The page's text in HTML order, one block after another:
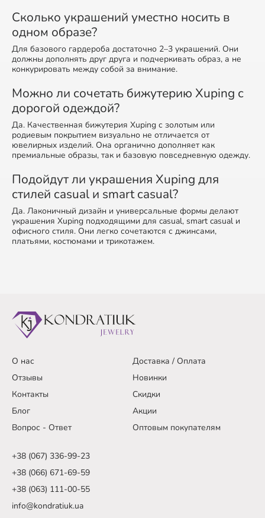
Сколько украшений уместно носить в
одном образе?
Для базового гардероба достаточно 2–3 украшений. Они
должны дополнять друг друга и подчеркивать образ, а не
конкурировать между собой за внимание.
Можно ли сочетать бижутерию Xuping с
дорогой одеждой?
Да. Качественная бижутерия Xuping с золотым или
родиевым покрытием визуально не отличается от
ювелирных изделий. Она органично дополняет как
премиальные образы, так и базовую повседневную одежду.
Подойдут ли украшения Xuping для
стилей casual и smart casual?
Да. Лаконичный дизайн и универсальные формы делают
украшения Xuping подходящими для casual, smart casual и
офисного стиля. Они легко сочетаются с джинсами,
платьями, костюмами и трикотажем.
О нас
Доставка / Оплата
Отзывы
Новинки
Контакты
Скидки
Блог
Акции
Вопрос - Ответ
Оптовым покупателям
+38 (067) 336-99-23
+38 (066) 671-69-59
+38 (063) 111-00-55
info@kondratiuk.ua